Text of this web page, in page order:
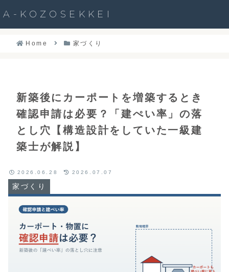
A-KOZOSEKKEI
Home 家づくり
新築後にカーポートを増築するとき
確認申請は必要？「建ぺい率」の落
とし穴【構造設計をしていた一級建
築士が解説】
家づくり
2026.06.28 2026.07.07
ホーム
A-KOZOSEKKEI